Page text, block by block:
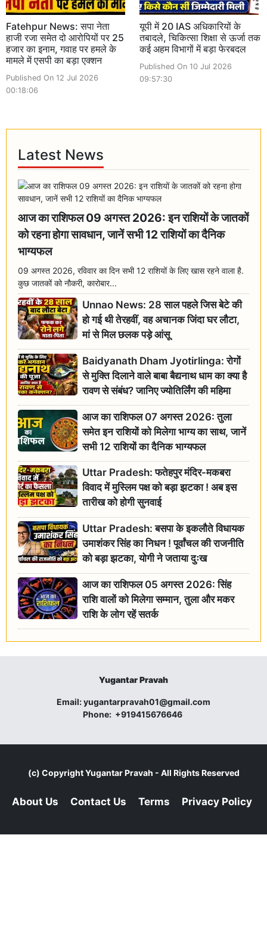
Fatehpur News: सपा नेता
हाजी रजा समेत दो आरोपियों पर 25
हजार का इनाम, गवाह पर हमले के
मामले में एसपी का बड़ा एक्शन
Published On 12 Jul 2026
00:18:06
यूपी में 20 IAS अधिकारियों के
तबादले, चिकित्सा शिक्षा से ऊर्जा तक
कई अहम विभागों में बड़ा फेरबदल
Published On 10 Jul 2026
09:57:30
Latest News
आज का राशिफल 09 अगस्त 2026: इन राशियों के जातकों
को रहना होगा सावधान, जानें सभी 12 राशियों का दैनिक
भाग्यफल
09 अगस्त 2026, रविवार का दिन सभी 12 राशियों के लिए खास रहने वाला है.
कुछ जातकों को नौकरी, कारोबार...
Unnao News: 28 साल पहले जिस बेटे की
हो गई थी तेरहवीं, वह अचानक जिंदा घर लौटा,
मां से मिल छलक पड़े आंसू
Baidyanath Dham Jyotirlinga: रोगों
से मुक्ति दिलाने वाले बाबा बैद्यनाथ धाम का क्या है
रावण से संबंध? जानिए ज्योतिर्लिंग की महिमा
आज का राशिफल 07 अगस्त 2026: तुला
समेत इन राशियों को मिलेगा भाग्य का साथ, जानें
सभी 12 राशियों का दैनिक भाग्यफल
Uttar Pradesh: फतेहपुर मंदिर-मकबरा
विवाद में मुस्लिम पक्ष को बड़ा झटका ! अब इस
तारीख को होगी सुनवाई
Uttar Pradesh: बसपा के इकलौते विधायक
उमाशंकर सिंह का निधन ! पूर्वांचल की राजनीति
को बड़ा झटका, योगी ने जताया दुःख
आज का राशिफल 05 अगस्त 2026: सिंह
राशि वालों को मिलेगा सम्मान, तुला और मकर
राशि के लोग रहें सतर्क
Yugantar Pravah
Email:yugantarpravah01@gmail.com
Phone: +919415676646
(c) CopyrightYugantar Pravah - All Rights Reserved
About Us Contact Us Terms Privacy Policy